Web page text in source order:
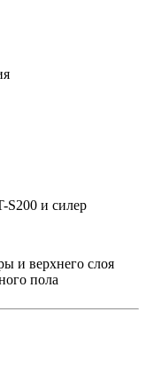
и силер
и верхнего слоя
пола